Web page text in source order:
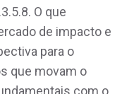
O que
de impacto e
para o
que movam o
com o